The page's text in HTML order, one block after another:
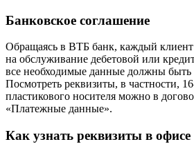
Банковское соглашение
Обращаясь в ВТБ банк, каждый
на обслуживание дебетовой или
все необходимые данные должны
Посмотреть реквизиты, в частности,
пластикового носителя можно в
«Платежные данные».
Как узнать реквизиты в офисе